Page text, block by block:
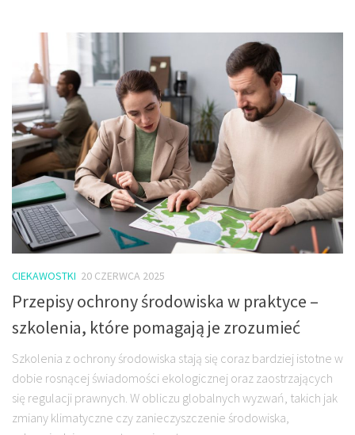
CIEKAWOSTKI 20 CZERWCA 2025
Przepisy ochrony środowiska w praktyce –
szkolenia, które pomagają je zrozumieć
Szkolenia z ochrony środowiska stają się coraz bardziej istotne w
dobie rosnącej świadomości ekologicznej oraz zaostrzających
się regulacji prawnych. W obliczu globalnych wyzwań, takich jak
zmiany klimatyczne czy zanieczyszczenie środowiska,